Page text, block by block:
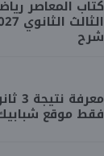
كتاب المعاصر
شرح
فقط موقع